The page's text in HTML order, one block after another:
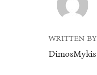
WRITTEN BY
DimosMykis